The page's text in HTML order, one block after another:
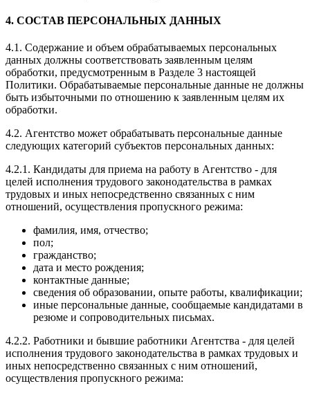
4. СОСТАВ ПЕРСОНАЛЬНЫХ ДАННЫХ
4.1. Содержание и объем обрабатываемых персональных
данных должны соответствовать заявленным целям
обработки, предусмотренным в Разделе 3 настоящей
Политики. Обрабатываемые персональные данные не должны
быть избыточными по отношению к заявленным целям их
обработки.
4.2. Агентство может обрабатывать персональные данные
следующих категорий субъектов персональных данных:
4.2.1. Кандидаты для приема на работу в Агентство - для
целей исполнения трудового законодательства в рамках
трудовых и иных непосредственно связанных с ним
отношений, осуществления пропускного режима:
фамилия, имя, отчество;
пол;
гражданство;
дата и место рождения;
контактные данные;
сведения об образовании, опыте работы, квалификации;
иные персональные данные, сообщаемые кандидатами в
резюме и сопроводительных письмах.
4.2.2. Работники и бывшие работники Агентства - для целей
исполнения трудового законодательства в рамках трудовых и
иных непосредственно связанных с ним отношений,
осуществления пропускного режима: